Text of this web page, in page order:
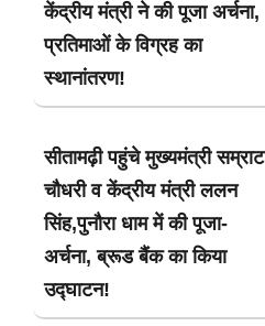
केंद्रीय मंत्री ने की पूजा अर्चना,
प्रतिमाओं के विग्रह का
स्थानांतरण!
सीतामढ़ी पहुंचे मुख्यमंत्री सम्राट
चौधरी व केंद्रीय मंत्री ललन
सिंह,पुनौरा धाम में की पूजा-
अर्चना, ब्रूड बैंक का किया
उद्घाटन!